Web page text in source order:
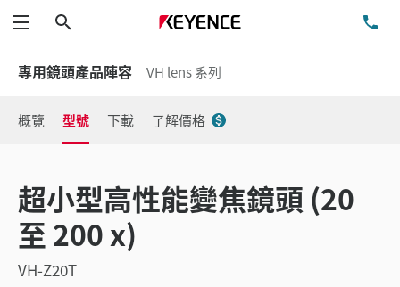
功能表
專用鏡頭產品陣容 VH lens 系列
概覽 型號 下載 了解價格
超小型高性能變焦鏡頭 (20
至 200 x)
VH-Z20T